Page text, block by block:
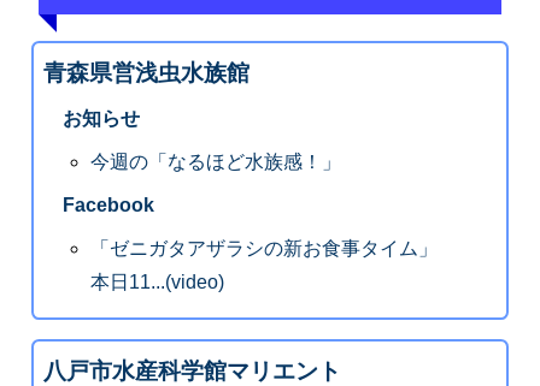
青森県営浅虫水族館
お知らせ
今週の「なるほど水族感！」
Facebook
「ゼニガタアザラシの新お食事タイム」
本日11...(video)
八戸市水産科学館マリエント